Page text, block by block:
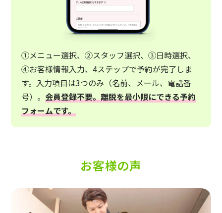
①メニュー選択、②スタッフ選択、③日時選択、
④お客様情報入力、4ステップで予約が完了しま
す。入力項目は3つのみ（名前、メール、電話番
号）。 会員登録不要。離脱を最小限にできる予約
フォームです。
お客様の声